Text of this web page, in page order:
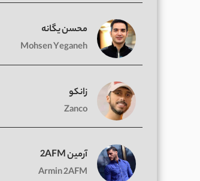
محسن یگانه
Mohsen Yeganeh
زانکو
Zanco
آرمین 2AFM
Armin 2AFM